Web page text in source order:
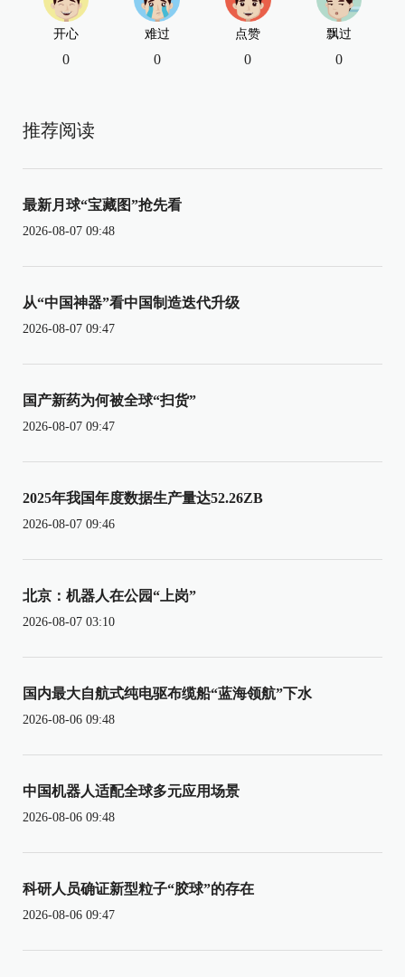
开心
0
难过
0
点赞
0
飘过
0
推荐阅读
最新月球“宝藏图”抢先看
2026-08-07 09:48
从“中国神器”看中国制造迭代升级
2026-08-07 09:47
国产新药为何被全球“扫货”
2026-08-07 09:47
2025年我国年度数据生产量达52.26ZB
2026-08-07 09:46
北京：机器人在公园“上岗”
2026-08-07 03:10
国内最大自航式纯电驱布缆船“蓝海领航”下水
2026-08-06 09:48
中国机器人适配全球多元应用场景
2026-08-06 09:48
科研人员确证新型粒子“胶球”的存在
2026-08-06 09:47